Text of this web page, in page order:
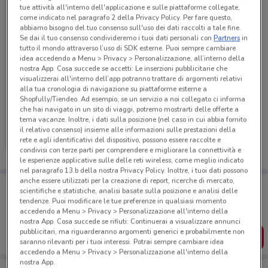
Hikoki
Scade il 30/09 6.1 km
Porta DoveConviene sempre con te!
Puoi trovare le migliori offerte dei negozi vicino a te,
salvarle e creare la tua lista del risparmio, comodamente
dal tuo cellulare.
SCARICA L’APP
tue attività all'interno dell'applicazione e sulle piattaforme collegate,
come indicato nel paragrafo 2 della Privacy Policy. Per fare questo,
abbiamo bisogno del tuo consenso sull'uso dei dati raccolti a tale fine.
Se dai il tuo consenso condivideremo i tuoi dati personali conPartnersin
tutto il mondo attraverso l’uso di SDK esterne. Puoi sempre cambiare
idea accedendo a Menu > Privacy > Personalizzazione, all’interno della
nostra App. Cosa succede se accetti: Le inserzioni pubblicitarie che
visualizzerai all'interno dell’app potranno trattare di argomenti relativi
alla tua cronologia di navigazione su piattaforme esterne a
Shopfully/Tiendeo. Ad esempio, se un servizio a noi collegato ci informa
che hai navigato in un sito di viaggi, potremo mostrarti delle offerte a
tema vacanze. Inoltre, i dati sulla posizione (nel caso in cui abbia fornito
il relativo consenso) insieme alle informazioni sulle prestazioni della
rete e agli identificativi del dispositivo, possono essere raccolte e
condivisi con terze parti per comprendere e migliorare la connettività e
le esperienze applicative sulle delle reti wireless, come meglio indicato
nel paragrafo 13.b della nostra Privacy Policy. Inoltre, i tuoi dati possono
anche essere utilizzati per la creazione di report, ricerche di mercato,
scientifiche e statistiche, analisi basate sulla posizione e analisi delle
tendenze. Puoi modificare le tue preferenze in qualsiasi momento
accedendo a Menu > Privacy > Personalizzazione all'interno della
nostra App. Cosa succede se rifiuti: Continuerai a visualizzare annunci
pubblicitari, ma riguarderanno argomenti generici e probabilmente non
saranno rilevanti per i tuoi interessi. Potrai sempre cambiare idea
accedendo a Menu > Privacy > Personalizzazione all'interno della
nostra App.